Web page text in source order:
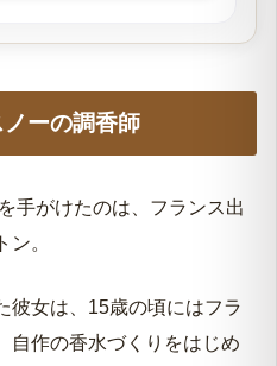
ーの調香師
を手がけたのは、フランス出
。
彼女は、15歳の頃にはフラ
自作の香水づくりをはじめ